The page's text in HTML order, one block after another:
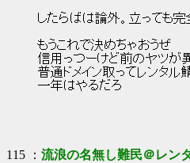
したらばは論外。立っても
もうこれで決めちゃおうぜ
信用っつーけど前のヤツが
普通ドメイン取ってレンタル
一年はやるだろ
115 ： 流浪の名無し難民＠レン